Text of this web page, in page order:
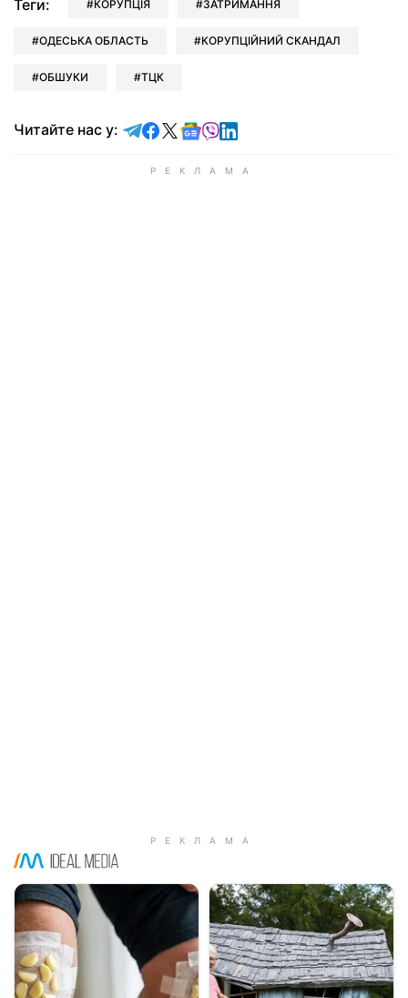
Теги: КОРУПЦІЯ ЗАТРИМАННЯ
ОДЕСЬКА ОБЛАСТЬ КОРУПЦІЙНИЙ СКАНДАЛ
ОБШУКИ ТЦК
Читайте нас у: Читайте у Telegram
Читайте у Facebook
Читайте у X
Читайте у Google news
Читайте у Viber
Читайте у LinkedIn